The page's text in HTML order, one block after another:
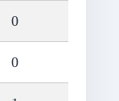
0
0